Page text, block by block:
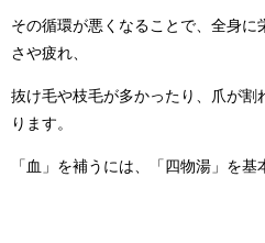
その循環が悪くなることで、全身に
さや疲れ、
抜け毛や枝毛が多かったり、爪が割
ります。
「血」を補うには、「四物湯」を基